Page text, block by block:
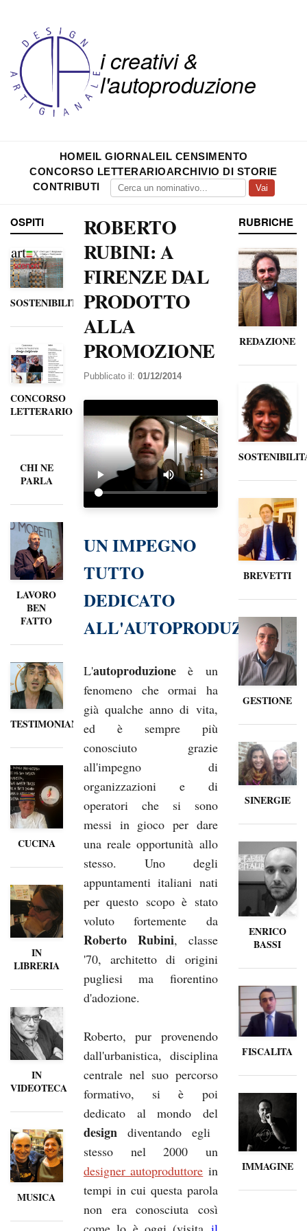
i creativi &
l'autoproduzione
HOMEIL GIORNALEIL CENSIMENTO
CONCORSO LETTERARIOARCHIVIO DI STORIE
CONTRIBUTI
Vai
OSPITI
SOSTENIBILITÀ
CONCORSO
LETTERARIO
CHI NE
PARLA
LAVORO
BEN
FATTO
TESTIMONIANZE
CUCINA
IN
LIBRERIA
IN
VIDEOTECA
MUSICA
ROBERTO
RUBINI: A
FIRENZE DAL
PRODOTTO
ALLA
PROMOZIONE
Pubblicato il: 01/12/2014
UN IMPEGNO
TUTTO
DEDICATO
ALL'AUTOPRODUZIONE
L'autoproduzioneè un
fenomeno che ormai ha
già qualche anno di vita,
ed è sempre più
conosciuto grazie
all'impegno di
organizzazioni e di
operatori che si sono
messi in gioco per dare
una reale opportunità allo
stesso. Uno degli
appuntamenti italiani nati
per questo scopo è stato
voluto fortemente da
Roberto Rubini, classe
'70, architetto di origini
pugliesi ma fiorentino
d'adozione.
Roberto, pur provenendo
dall'urbanistica, disciplina
centrale nel suo percorso
formativo, si è poi
dedicato al mondo del
design diventando egli
stesso nel 2000 un
designer autoproduttore in
tempi in cui questa parola
non era conosciuta così
RUBRICHE
REDAZIONE
BREVETTI
GESTIONE
SINERGIE
ENRICO
BASSI
FISCALITA
IMMAGINE